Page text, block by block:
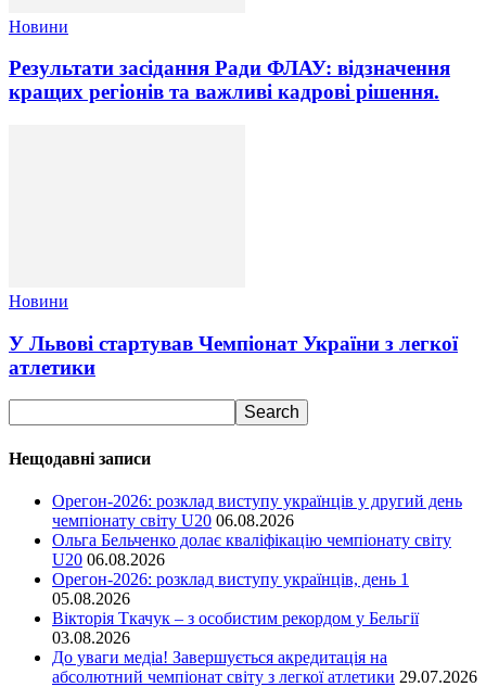
Новини
Результати засідання Ради ФЛАУ: відзначення
кращих регіонів та важливі кадрові рішення.
Новини
У Львові стартував Чемпіонат України з легкої
атлетики
Нещодавні записи
Орегон-2026: розклад виступу українців у другий день
чемпіонату світу U20 06.08.2026
Ольга Бельченко долає кваліфікацію чемпіонату світу
U20 06.08.2026
Орегон-2026: розклад виступу українців, день 1
05.08.2026
Вікторія Ткачук – з особистим рекордом у Бельгії
03.08.2026
До уваги медіа! Завершується акредитація на
абсолютний чемпіонат світу з легкої атлетики 29.07.2026